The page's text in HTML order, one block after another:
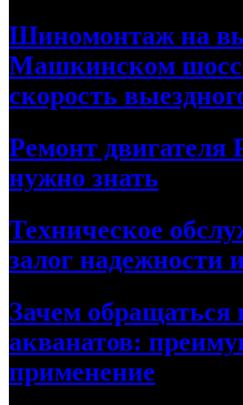
Шиномонтаж на
Машкинском
скорость
Ремонт двигателя
нужно знать
Техническое
залог надежности
Зачем
акванатов:
применение